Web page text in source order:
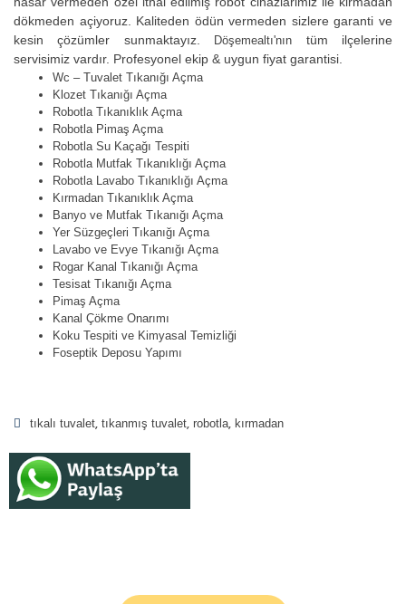
dökmeden açiyoruz. Kaliteden ödün vermeden sizlere garanti ve
kesin çözümler sunmaktayız.
Döşemealtı'nın tüm ilçelerine
servisimiz vardır. Profesyonel ekip & uygun fiyat garantisi.
Wc – Tuvalet Tıkanığı Açma
Klozet Tıkanığı Açma
Robotla Tıkanıklık Açma
Robotla Pimaş Açma
Robotla Su Kaçağı Tespiti
Robotla Mutfak Tıkanıklığı Açma
Robotla Lavabo Tıkanıklığı Açma
Kırmadan Tıkanıklık Açma
Banyo ve Mutfak Tıkanığı Açma
Yer Süzgeçleri Tıkanığı Açma
Lavabo ve Evye Tıkanığı Açma
Rogar Kanal Tıkanığı Açma
Tesisat Tıkanığı Açma
Pimaş Açma
Kanal Çökme Onarımı
Koku Tespiti ve Kimyasal Temizliği
Foseptik Deposu Yapımı
tıkalı tuvalet tıkanmış tuvalet robotla kırmadan